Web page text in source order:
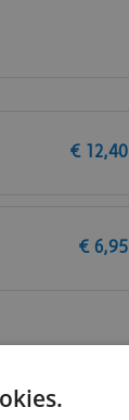
€ 12,40
€ 6,95